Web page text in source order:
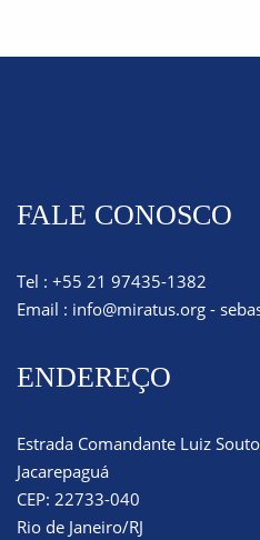
FALE CONOSCO
Tel : +55 21 97435-1382
Email : info@miratus.org -
ENDEREÇO
Estrada Comandante Luiz
Jacarepaguá
CEP: 22733-040
Rio de Janeiro/RJ